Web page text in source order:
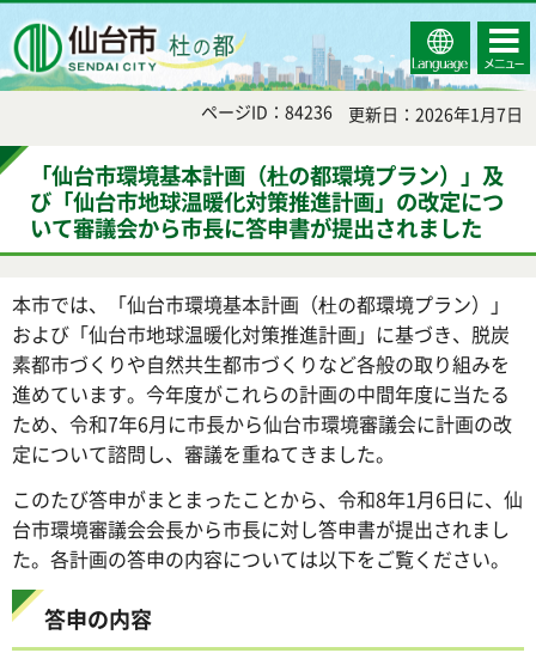
Select
Language
コンテ
ンツメ
ニュー
ページID：84236 更新日：2026年1月7日
「仙台市環境基本計画（杜の都環境プラン）」及
び「仙台市地球温暖化対策推進計画」の改定につ
いて審議会から市長に答申書が提出されました
本市では、「仙台市環境基本計画（杜の都環境プラン）」
および「仙台市地球温暖化対策推進計画」に基づき、脱炭
素都市づくりや自然共生都市づくりなど各般の取り組みを
進めています。今年度がこれらの計画の中間年度に当たる
ため、令和7年6月に市長から仙台市環境審議会に計画の改
定について諮問し、審議を重ねてきました。
このたび答申がまとまったことから、令和8年1月6日に、仙
台市環境審議会会長から市長に対し答申書が提出されまし
た。各計画の答申の内容については以下をご覧ください。
答申の内容